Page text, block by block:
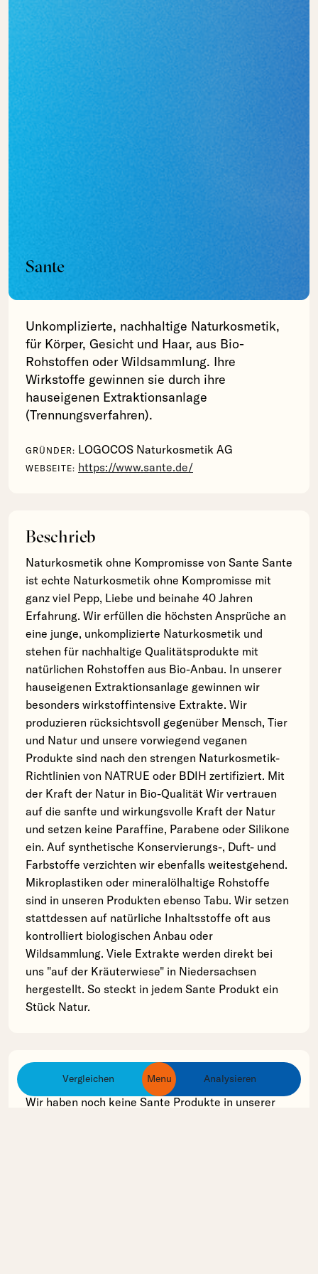
Vergleichen Menu Analysieren
ingredients
products
brands
Sante
Unkomplizierte, nachhaltige Naturkosmetik,
für Körper, Gesicht und Haar, aus Bio-
Rohstoffen oder Wildsammlung. Ihre
Wirkstoffe gewinnen sie durch ihre
hauseigenen Extraktionsanlage
(Trennungsverfahren).
GRÜNDER: LOGOCOS Naturkosmetik AG
WEBSEITE: https://www.sante.de/
Beschrieb
Naturkosmetik ohne Kompromisse von Sante Sante
ist echte Naturkosmetik ohne Kompromisse mit
ganz viel Pepp, Liebe und beinahe 40 Jahren
Erfahrung. Wir erfüllen die höchsten Ansprüche an
eine junge, unkomplizierte Naturkosmetik und
stehen für nachhaltige Qualitätsprodukte mit
natürlichen Rohstoffen aus Bio-Anbau. In unserer
hauseigenen Extraktionsanlage gewinnen wir
besonders wirkstoffintensive Extrakte. Wir
produzieren rücksichtsvoll gegenüber Mensch, Tier
und Natur und unsere vorwiegend veganen
Produkte sind nach den strengen Naturkosmetik-
Richtlinien von NATRUE oder BDIH zertifiziert. Mit
der Kraft der Natur in Bio-Qualität Wir vertrauen
auf die sanfte und wirkungsvolle Kraft der Natur
und setzen keine Paraffine, Parabene oder Silikone
ein. Auf synthetische Konservierungs-, Duft- und
Farbstoffe verzichten wir ebenfalls weitestgehend.
Mikroplastiken oder mineralölhaltige Rohstoffe
sind in unseren Produkten ebenso Tabu. Wir setzen
stattdessen auf natürliche Inhaltsstoffe oft aus
kontrolliert biologischen Anbau oder
Wildsammlung. Viele Extrakte werden direkt bei
uns "auf der Kräuterwiese" in Niedersachsen
hergestellt. So steckt in jedem Sante Produkt ein
Stück Natur.
Inhaltsstoff Analyse
Wir haben noch keine Sante Produkte in unserer